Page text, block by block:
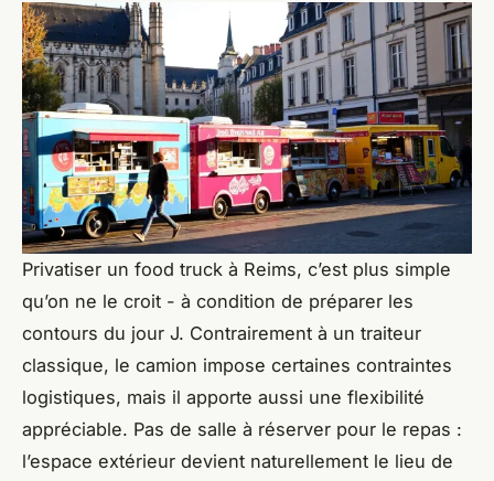
Privatiser un food truck à Reims, c’est plus simple
qu’on ne le croit - à condition de préparer les
contours du jour J. Contrairement à un traiteur
classique, le camion impose certaines contraintes
logistiques, mais il apporte aussi une flexibilité
appréciable. Pas de salle à réserver pour le repas :
l’espace extérieur devient naturellement le lieu de